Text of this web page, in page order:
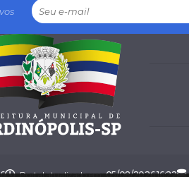
Portal atualizado em:05/08/2026 16:22